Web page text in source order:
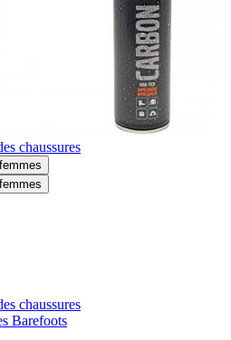
chaussures
chaussures
Barefoots